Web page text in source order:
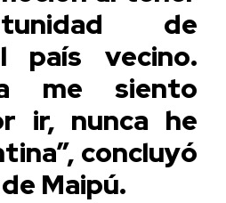
de
país vecino.
me siento
ir, nunca he
concluyó
Maipú.